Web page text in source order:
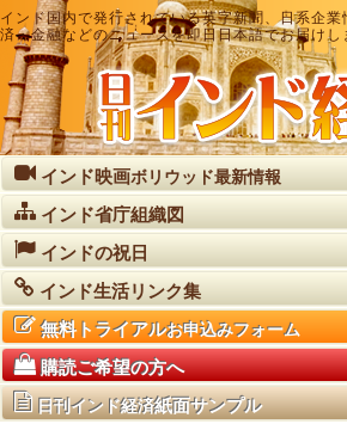
インド国内で発行されている英字新聞、日系企
済・金融などのニュースを即日日本語でお届けし
インド映画ボリウッド最新情報
インド省庁組織図
インドの祝日
インド生活リンク集
無料トライアルお申込みフォーム
購読ご希望の方へ
日刊インド経済紙面サンプル